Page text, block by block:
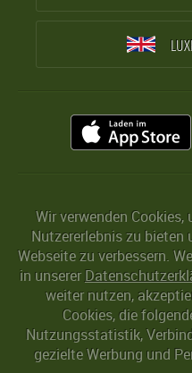
Wir verwenden
Nutzererlebnis zu bieten
Webseite zu verbessern.
in unserer
weiter nutzen,
Cookies, die
Nutzungsstatistik,
gezielte Werbung und